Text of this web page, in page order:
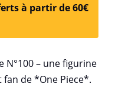
à partir de 60€
N°100 – une figurine
de *One Piece*.